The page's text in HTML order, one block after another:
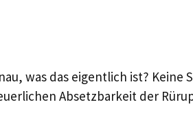
was das eigentlich ist? Keine
Absetzbarkeit der